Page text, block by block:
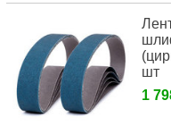
шт
1